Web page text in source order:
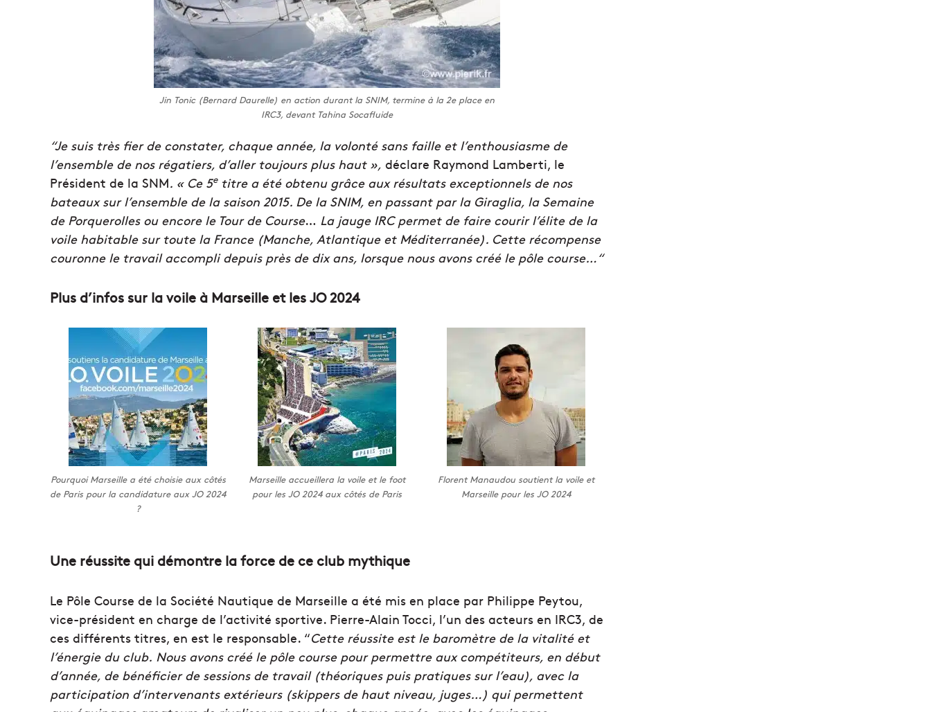
Jin Tonic (Bernard Daurelle) en action durant la SNIM, termine à la 2e place en
IRC3, devant Tahina Socafluide
“Je suis très fier de constater, chaque année, la volonté sans faille et l’enthousiasme de
l’ensemble de nos régatiers, d’aller toujours plus haut », déclare Raymond Lamberti, le
Président de la SNM. « Ce 5etitre a été obtenu grâce aux résultats exceptionnels de nos
bateaux sur l’ensemble de la saison 2015. De la SNIM, en passant par la Giraglia, la Semaine
de Porquerolles ou encore le Tour de Course… La jauge IRC permet de faire courir l’élite de la
voile habitable sur toute la France (Manche, Atlantique et Méditerranée). Cette récompense
couronne le travail accompli depuis près de dix ans, lorsque nous avons créé le pôle course…“
Plus d’infos sur la voile à Marseille et les JO 2024
Pourquoi Marseille a été choisie aux côtés
de Paris pour la candidature aux JO 2024
?
Marseille accueillera la voile et le foot
pour les JO 2024 aux côtés de Paris
Florent Manaudou soutient la voile et
Marseille pour les JO 2024
Une réussite qui démontre la force de ce club mythique
Le Pôle Course de la Société Nautique de Marseille a été mis en place par Philippe Peytou,
vice-président en charge de l’activité sportive. Pierre-Alain Tocci, l’un des acteurs en IRC3, de
ces différents titres, en est le responsable. “Cette réussite est le baromètre de la vitalité et
l’énergie du club. Nous avons créé le pôle course pour permettre aux compétiteurs, en début
d’année, de bénéficier de sessions de travail (théoriques puis pratiques sur l’eau), avec la
participation d’intervenants extérieurs (skippers de haut niveau, juges…) qui permettent